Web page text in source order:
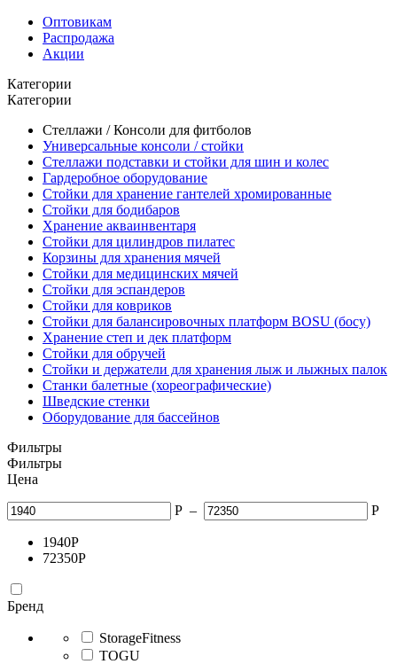
Оптовикам
Распродажа
Акции
Категории
Категории
Стеллажи / Консоли для фитболов
Универсальные консоли / стойки
Стеллажи подставки и стойки для шин и колес
Гардеробное оборудование
Стойки для хранение гантелей хромированные
Стойки для бодибаров
Хранение акваинвентаря
Стойки для цилиндров пилатес
Корзины для хранения мячей
Стойки для медицинских мячей
Стойки для эспандеров
Стойки для ковриков
Стойки для балансировочных платформ BOSU (босу)
Хранение степ и дек платформ
Стойки для обручей
Стойки и держатели для хранения лыж и лыжных палок
Станки балетные (хореографические)
Шведские стенки
Оборудование для бассейнов
Фильтры
Фильтры
Цена
Р – Р
1940Р
72350Р
Бренд
StorageFitness
TOGU